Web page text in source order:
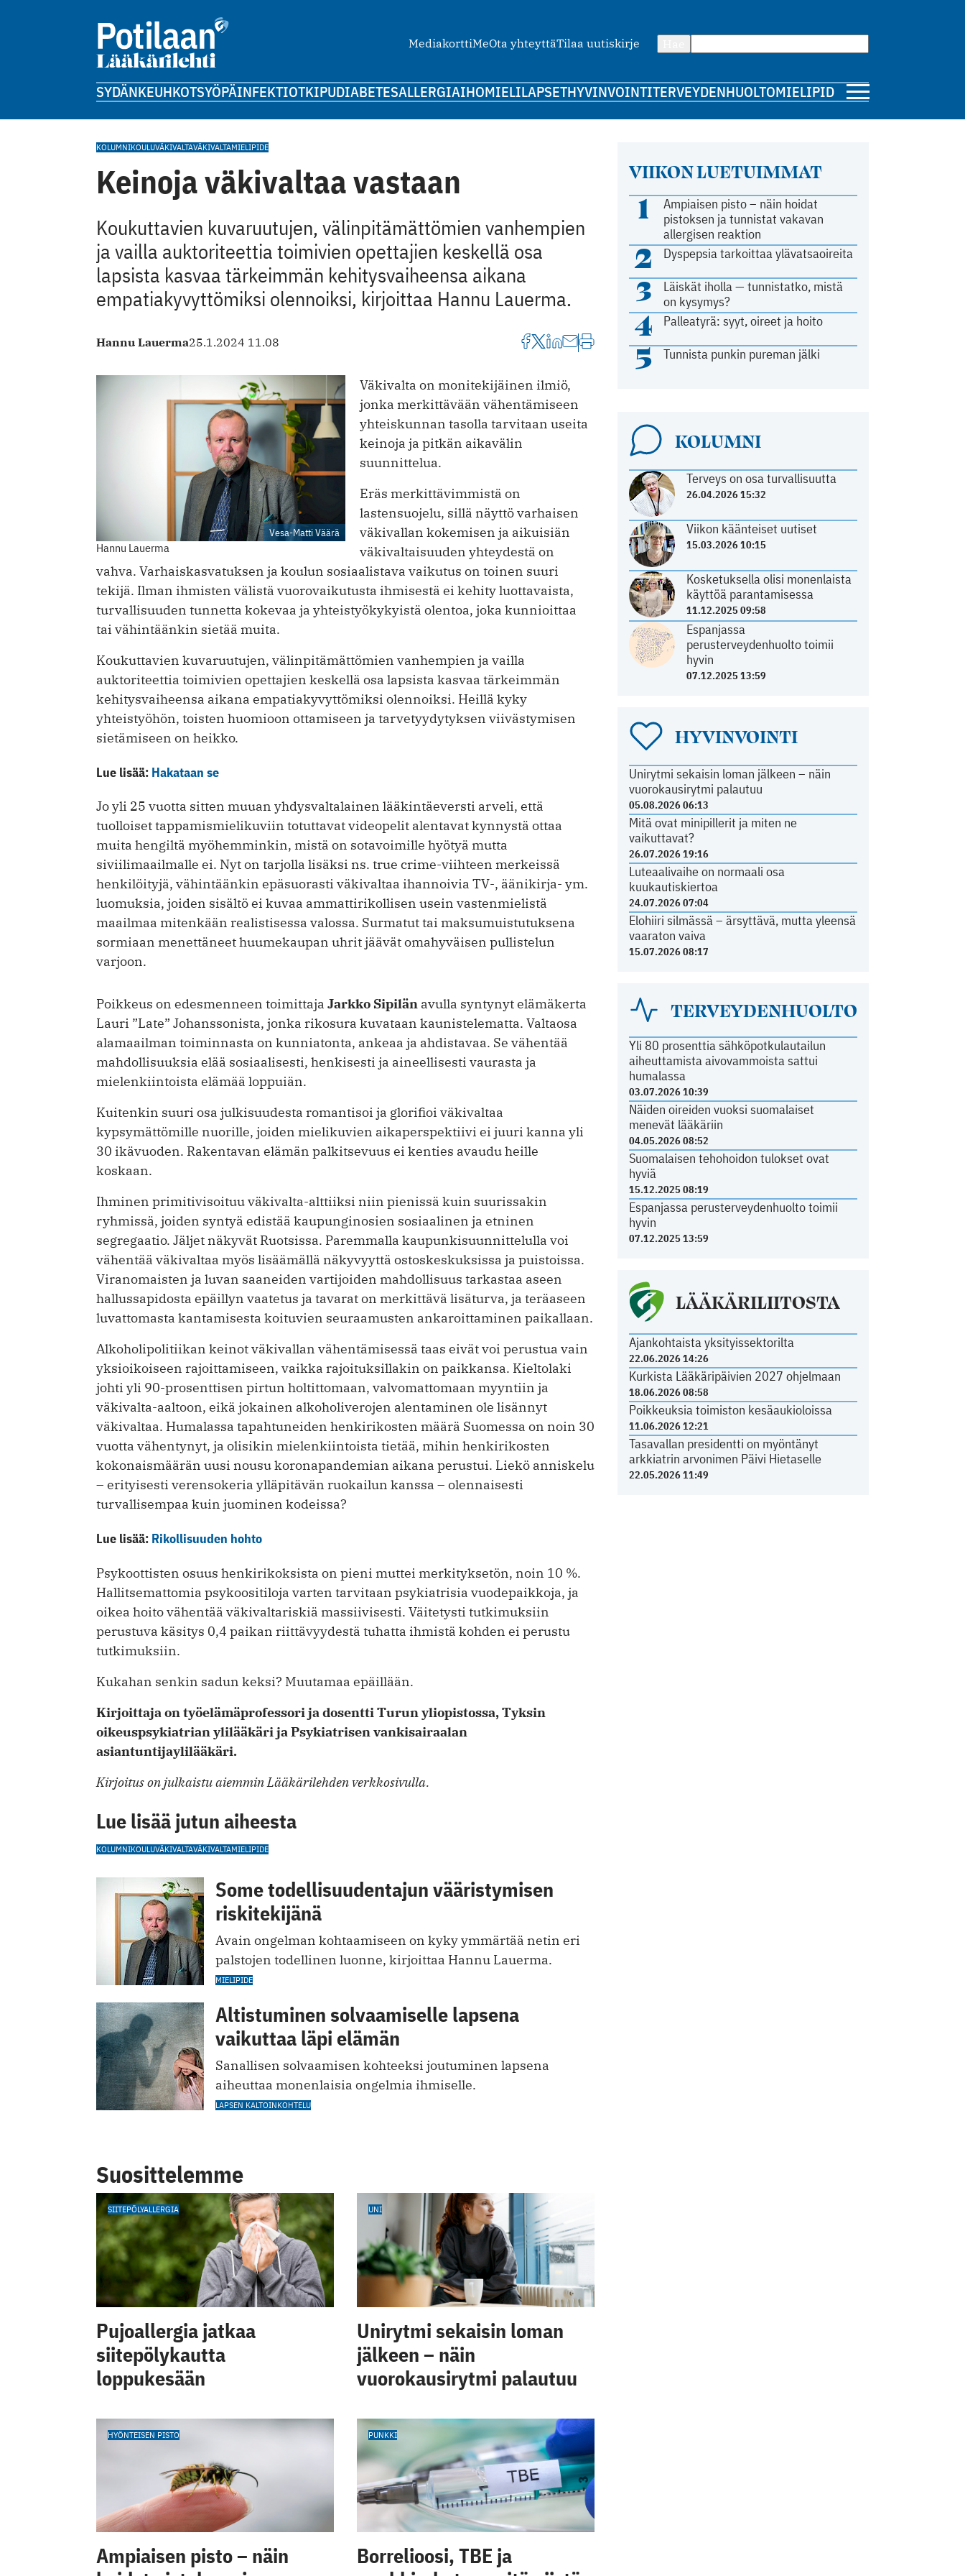
MediakorttiMeOta yhteyttäTilaa uutiskirje
SYDÄNKEUHKOTSYÖPÄINFEKTIOTKIPUDIABETESALLERGIAIHOMIELILAPSETHYVINVOINTITERVEYDENHUOLTOMIELIPIDE
VIIKON LUETUIMMAT
1
Ampiaisen pisto – näin hoidat
pistoksen ja tunnistat vakavan
allergisen reaktion
2 Dyspepsia tarkoittaa ylävatsaoireita
3
Läiskät iholla — tunnistatko, mistä
on kysymys?
4 Palleatyrä: syyt, oireet ja hoito
5 Tunnista punkin pureman jälki
KOLUMNI
Terveys on osa turvallisuutta
26.04.2026 15:32
Viikon käänteiset uutiset
15.03.2026 10:15
Kosketuksella olisi monenlaista
käyttöä parantamisessa
11.12.2025 09:58
Espanjassa
perusterveydenhuolto toimii
hyvin
07.12.2025 13:59
HYVINVOINTI
Unirytmi sekaisin loman jälkeen – näin
vuorokausirytmi palautuu
05.08.2026 06:13
Mitä ovat minipillerit ja miten ne
vaikuttavat?
26.07.2026 19:16
Luteaalivaihe on normaali osa
kuukautiskiertoa
24.07.2026 07:04
Elohiiri silmässä – ärsyttävä, mutta yleensä
vaaraton vaiva
15.07.2026 08:17
TERVEYDENHUOLTO
Yli 80 prosenttia sähköpotkulautailun
aiheuttamista aivovammoista sattui
humalassa
03.07.2026 10:39
Näiden oireiden vuoksi suomalaiset
menevät lääkäriin
04.05.2026 08:52
Suomalaisen tehohoidon tulokset ovat
hyviä
15.12.2025 08:19
Espanjassa perusterveydenhuolto toimii
hyvin
07.12.2025 13:59
LÄÄKÄRILIITOSTA
Ajankohtaista yksityissektorilta
22.06.2026 14:26
Kurkista Lääkäripäivien 2027 ohjelmaan
18.06.2026 08:58
Poikkeuksia toimiston kesäaukioloissa
11.06.2026 12:21
Tasavallan presidentti on myöntänyt
arkkiatrin arvonimen Päivi Hietaselle
22.05.2026 11:49
KOLUMNIKOULUVÄKIVALTAVÄKIVALTAMIELIPIDE
Keinoja väkivaltaa vastaan
Koukuttavien kuvaruutujen, välinpitämättömien vanhempien
ja vailla auktoriteettia toimivien opettajien keskellä osa
lapsista kasvaa tärkeimmän kehitysvaiheensa aikana
empatiakyvyttömiksi olennoiksi, kirjoittaa Hannu Lauerma.
Hannu Lauerma25.1.2024 11.08
Vesa-Matti Väärä
Hannu Lauerma
Väkivalta on monitekijäinen ilmiö,
jonka merkittävään vähentämiseen
yhteiskunnan tasolla tarvitaan useita
keinoja ja pitkän aikavälin
suunnittelua.
Eräs merkittävimmistä on
lastensuojelu, sillä näyttö varhaisen
väkivallan kokemisen ja aikuisiän
väkivaltaisuuden yhteydestä on
vahva. Varhaiskasvatuksen ja koulun sosiaalistava vaikutus on toinen suuri
tekijä. Ilman ihmisten välistä vuorovaikutusta ihmisestä ei kehity luottavaista,
turvallisuuden tunnetta kokevaa ja yhteistyökykyistä olentoa, joka kunnioittaa
tai vähintäänkin sietää muita.
Koukuttavien kuvaruutujen, välinpitämättömien vanhempien ja vailla
auktoriteettia toimivien opettajien keskellä osa lapsista kasvaa tärkeimmän
kehitysvaiheensa aikana empatiakyvyttömiksi olennoiksi. Heillä kyky
yhteistyöhön, toisten huomioon ottamiseen ja tarvetyydytyksen viivästymisen
sietämiseen on heikko.
Lue lisää: Hakataan se
Jo yli 25 vuotta sitten muuan yhdysvaltalainen lääkintäeversti arveli, että
tuolloiset tappamismielikuviin totuttavat videopelit alentavat kynnystä ottaa
muita hengiltä myöhemminkin, mistä on sotavoimille hyötyä mutta
siviilimaailmalle ei. Nyt on tarjolla lisäksi ns. true crime-viihteen merkeissä
henkilöityjä, vähintäänkin epäsuorasti väkivaltaa ihannoivia TV-, äänikirja- ym.
luomuksia, joiden sisältö ei kuvaa ammattirikollisen usein vastenmielistä
maailmaa mitenkään realistisessa valossa. Surmatut tai maksumuistutuksena
sormiaan menettäneet huumekaupan uhrit jäävät omahyväisen pullistelun
varjoon.
Poikkeus on edesmenneen toimittaja Jarkko Sipilän avulla syntynyt elämäkerta
Lauri ”Late” Johanssonista, jonka rikosura kuvataan kaunistelematta. Valtaosa
alamaailman toiminnasta on kunniatonta, ankeaa ja ahdistavaa. Se vähentää
mahdollisuuksia elää sosiaalisesti, henkisesti ja aineellisesti vaurasta ja
mielenkiintoista elämää loppuiän.
Kuitenkin suuri osa julkisuudesta romantisoi ja glorifioi väkivaltaa
kypsymättömille nuorille, joiden mielikuvien aikaperspektiivi ei juuri kanna yli
30 ikävuoden. Rakentavan elämän palkitsevuus ei kenties avaudu heille
koskaan.
Ihminen primitivisoituu väkivalta-alttiiksi niin pienissä kuin suurissakin
ryhmissä, joiden syntyä edistää kaupunginosien sosiaalinen ja etninen
segregaatio. Jäljet näkyvät Ruotsissa. Paremmalla kaupunkisuunnittelulla voi
vähentää väkivaltaa myös lisäämällä näkyvyyttä ostoskeskuksissa ja puistoissa.
Viranomaisten ja luvan saaneiden vartijoiden mahdollisuus tarkastaa aseen
hallussapidosta epäillyn vaatetus ja tavarat on merkittävä lisäturva, ja teräaseen
luvattomasta kantamisesta koituvien seuraamusten ankaroittaminen paikallaan.
Alkoholipolitiikan keinot väkivallan vähentämisessä taas eivät voi perustua vain
yksioikoiseen rajoittamiseen, vaikka rajoituksillakin on paikkansa. Kieltolaki
johti yli 90-prosenttisen pirtun holtittomaan, valvomattomaan myyntiin ja
väkivalta-aaltoon, eikä jokainen alkoholiverojen alentaminen ole lisännyt
väkivaltaa. Humalassa tapahtuneiden henkirikosten määrä Suomessa on noin 30
vuotta vähentynyt, ja olisikin mielenkiintoista tietää, mihin henkirikosten
kokonaismäärän uusi nousu koronapandemian aikana perustui. Liekö anniskelu
– erityisesti verensokeria ylläpitävän ruokailun kanssa – olennaisesti
turvallisempaa kuin juominen kodeissa?
Lue lisää: Rikollisuuden hohto
Psykoottisten osuus henkirikoksista on pieni muttei merkityksetön, noin 10 %.
Hallitsemattomia psykoositiloja varten tarvitaan psykiatrisia vuodepaikkoja, ja
oikea hoito vähentää väkivaltariskiä massiivisesti. Väitetysti tutkimuksiin
perustuva käsitys 0,4 paikan riittävyydestä tuhatta ihmistä kohden ei perustu
tutkimuksiin.
Kukahan senkin sadun keksi? Muutamaa epäillään.
Kirjoittaja on työelämäprofessori ja dosentti Turun yliopistossa, Tyksin
oikeuspsykiatrian ylilääkäri ja Psykiatrisen vankisairaalan
asiantuntijaylilääkäri.
Kirjoitus on julkaistu aiemmin Lääkärilehden verkkosivulla.
Lue lisää jutun aiheesta
KOLUMNIKOULUVÄKIVALTAVÄKIVALTAMIELIPIDE
Some todellisuudentajun vääristymisen
riskitekijänä
Avain ongelman kohtaamiseen on kyky ymmärtää netin eri
palstojen todellinen luonne, kirjoittaa Hannu Lauerma.
MIELIPIDE
Altistuminen solvaamiselle lapsena
vaikuttaa läpi elämän
Sanallisen solvaamisen kohteeksi joutuminen lapsena
aiheuttaa monenlaisia ongelmia ihmiselle.
LAPSEN KALTOINKOHTELU
Suosittelemme
SIITEPÖLYALLERGIA
Pujoallergia jatkaa
siitepölykautta
loppukesään
UNI
Unirytmi sekaisin loman
jälkeen – näin
vuorokausirytmi palautuu
HYÖNTEISEN PISTO
Ampiaisen pisto – näin
PUNKKI
Borrelioosi, TBE ja